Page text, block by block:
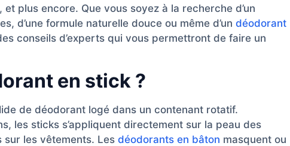
plus encore. Que vous soyez à la recherche d’un
d’une formule naturelle douce ou même d’un déodorant
conseils d’experts qui vous permettront de faire un
en stick ?
de déodorant logé dans un contenant rotatif.
les sticks s’appliquent directement sur la peau des
sur les vêtements. Les déodorants en bâton masquent ou